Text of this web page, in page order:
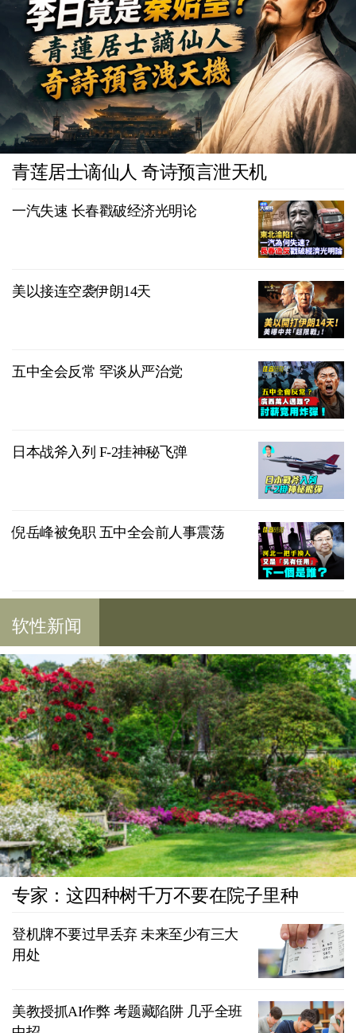
青莲居士谪仙人 奇诗预言泄天机
一汽失速 长春戳破经济光明论
美以接连空袭伊朗14天
五中全会反常 罕谈从严治党
日本战斧入列 F-2挂神秘飞弹
倪岳峰被免职 五中全会前人事震荡
软性新闻
专家：这四种树千万不要在院子里种
登机牌不要过早丢弃 未来至少有三大
用处
美教授抓AI作弊 考题藏陷阱 几乎全班